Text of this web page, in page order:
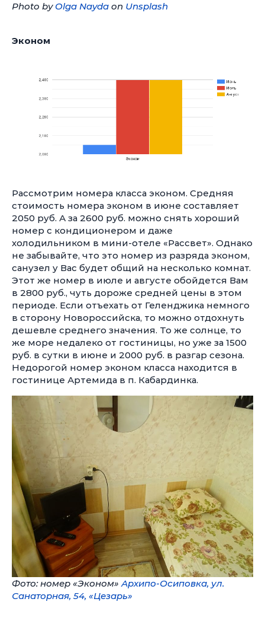
Photo byOlga Nayda on Unsplash
Эконом
Рассмотрим номера класса эконом. Средняя
стоимость номера эконом в июне составляет
2050 руб. А за 2600 руб. можно снять хороший
номер с кондиционером и даже
холодильником в мини-отеле «Рассвет». Однако
не забывайте, что это номер из разряда эконом,
санузел у Вас будет общий на несколько комнат.
Этот же номер в июле и августе обойдется Вам
в 2800 руб., чуть дороже средней цены в этом
периоде. Если отъехать от Геленджика немного
в сторону Новороссийска, то можно отдохнуть
дешевле среднего значения. То же солнце, то
же море недалеко от гостиницы, но уже за 1500
руб. в сутки в июне и 2000 руб. в разгар сезона.
Недорогой номер эконом класса находится в
гостинице Артемида в п. Кабардинка.
Фото: номер «Эконом» Архипо-Осиповка, ул.
Санаторная, 54, «Цезарь»